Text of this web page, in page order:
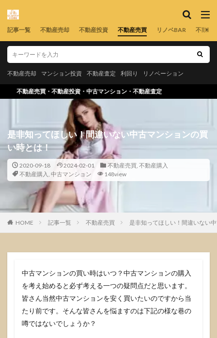
記事一覧 不動産売却 不動産投資 不動産売買 リノベBAR 不動産
不動産売却 マンション投資 不動産査定 利回り リノベーション
資・中古マンション・不動産査定
是非知ってほしい！間違いない中古マンションの買
い時とは！
2020-09-18 2024-02-01 不動産売買, 不動産購入
不動産購入, 中古マンション 148view
HOME 記事一覧 不動産売買 是非知ってほしい！間違いない
中古マンションの買い時はいつ？中古マンションの購入
を考え始めると必ず考える一つの疑問点だと思います。
皆さん当然中古マンションを安く買いたいのですから当
たり前です。そんな皆さんを悩ますのは下記の様な巷の
噂ではないでしょうか？